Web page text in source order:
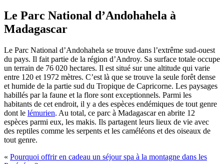
Le Parc National d’Andohahela à
Madagascar
Le Parc National d’Andohahela se trouve dans l’extrême sud-ouest
du pays. Il fait partie de la région d’Androy. Sa surface totale occupe
un terrain de 76 020 hectares. Il est situé sur une altitude qui varie
entre 120 et 1972 mètres. C’est là que se trouve la seule forêt dense
et humide de la partie sud du Tropique de Capricorne. Les paysages
habillés par la faune et la flore sont exceptionnels. Parmi les
habitants de cet endroit, il y a des espèces endémiques de tout genre
dont le lémurien. Au total, ce parc à Madagascar en abrite 12
espèces parmi eux, les makis. Ils partagent leurs lieux de vie avec
des reptiles comme les serpents et les caméléons et des oiseaux de
tout genre.
« Pourquoi offrir en cadeau un séjour spa à la montagne dans les